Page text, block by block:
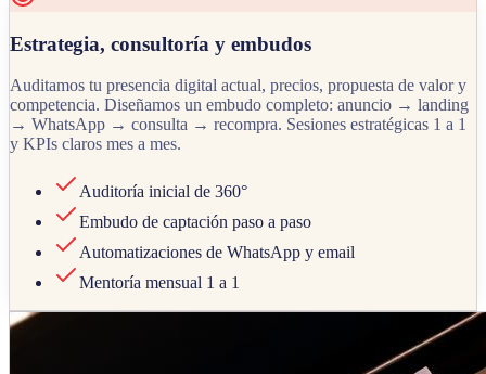
Estrategia, consultoría y embudos
Auditamos tu presencia digital actual, precios, propuesta de valor y
competencia. Diseñamos un embudo completo: anuncio → landing
→ WhatsApp → consulta → recompra. Sesiones estratégicas 1 a 1
y KPIs claros mes a mes.
Auditoría inicial de 360°
Embudo de captación paso a paso
Automatizaciones de WhatsApp y email
Mentoría mensual 1 a 1